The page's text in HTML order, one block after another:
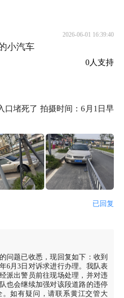
2026-06-01 16:39:40
小汽车
0人支持
口堵死了 拍摄时间：6月1日早
已回复
问题已收悉，现回复如下：收到
6月3日对诉求进行办理。我队表
派出警员前往现场处理，并对违
也会继续加强对该段道路的违停
如有疑问，请联系黄江交管大